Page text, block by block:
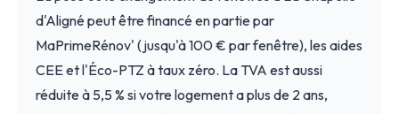
d'Aligné peut être financé en partie par
MaPrimeRénov' (jusqu'à 100 € par fenêtre), les aides
CEE et l'Éco-PTZ à taux zéro. La TVA est aussi
réduite à 5,5 % si votre logement a plus de 2 ans,